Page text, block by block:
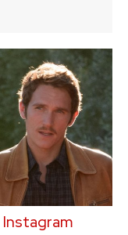
Instagram